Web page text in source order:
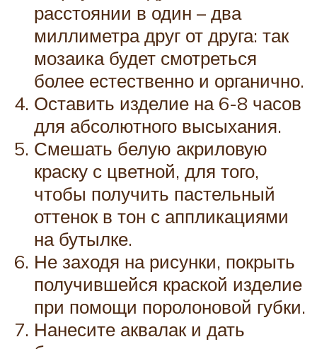
расстоянии в один – два
миллиметра друг от друга: так
мозаика будет смотреться
более естественно и органично.
Оставить изделие на 6-8 часов
для абсолютного высыхания.
Смешать белую акриловую
краску с цветной, для того,
чтобы получить пастельный
оттенок в тон с аппликациями
на бутылке.
Не заходя на рисунки, покрыть
получившейся краской изделие
при помощи поролоновой губки.
Нанесите аквалак и дать